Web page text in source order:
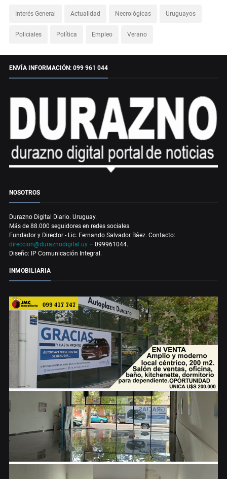
Interés General Actualidad Necrológicas Uruguayos
Policiales Política Empleo Verano
ENVÍA INFORMACIÓN: 099 961 044
NOSOTROS
Durazno Digital Diario. Uruguay.
Más de 88.000 seguidores en redes sociales.
Fundador y Director - Lic. Fernando Salvador Báez. Contacto:
direccion@duraznodigital.uy – 099961044.
Diseño: IP Comunicación Integral.
INMOBILIARIA